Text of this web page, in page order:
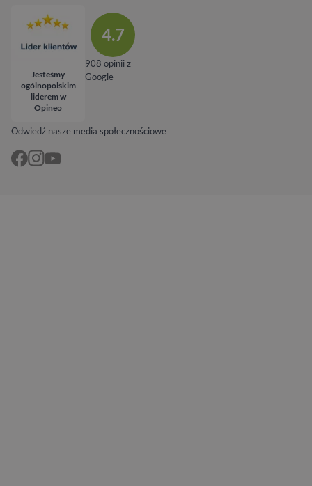
Odwiedź nasze media społecznościowe
Jesteśmy
ogólnopolskim
liderem w
Opineo
4.7
908 opinii z
Google